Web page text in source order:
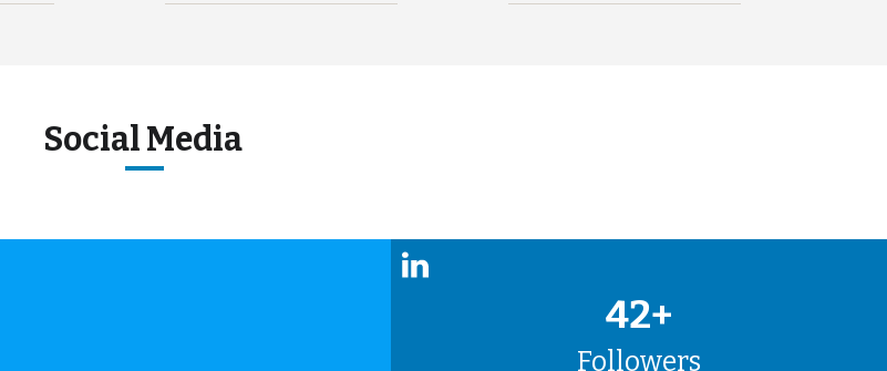
Social Media
42+
Followers